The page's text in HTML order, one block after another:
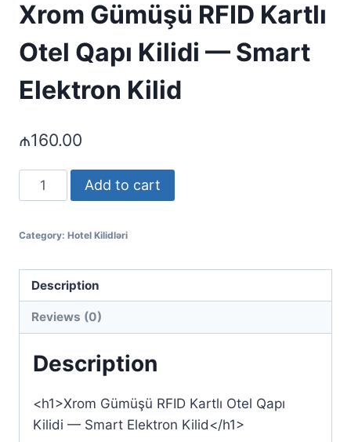
Xrom Gümüşü RFID Kartlı
Otel Qapı Kilidi — Smart
Elektron Kilid
₼160.00
Xrom
Gümüşü
Kartlı
Qapı
Kilidi
Elektron
quantity
Add to cart
Category: Hotel Kilidləri
Description
Reviews (0)
Description
<h1>Xrom Gümüşü RFID Kartlı Otel Qapı
Kilidi — Smart Elektron Kilid</h1>